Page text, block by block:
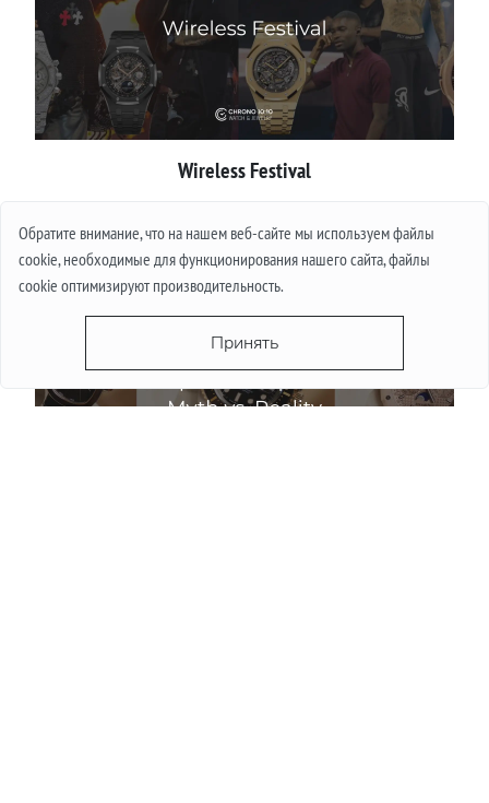
Обратите внимание, что на нашем веб-сайте мы используем файлы
cookie, необходимые для функционирования нашего сайта, файлы
cookie оптимизируют производительность.
Принять
Wireless Festival
Подробнее